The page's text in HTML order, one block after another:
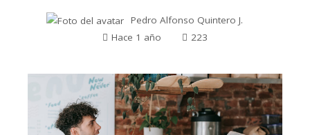
Pedro Alfonso Quintero J.
Hace 1 año
223